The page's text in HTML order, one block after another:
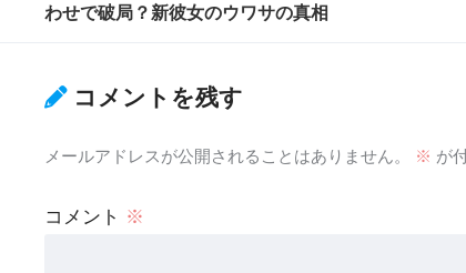
わせで破局？新彼女のウワサの真相
コメントを残す
メールアドレスが公開されることはありません。 ※ が
コメント ※